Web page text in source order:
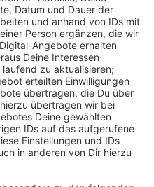
Beispielsweise
Energiekosten. Die
es zu Gewalt-Vorfällen
Probleme der
weitgehend sicheren
Menschen, die keine
es anzusetzen.
mit Udo Weiss. Er
in Münster und